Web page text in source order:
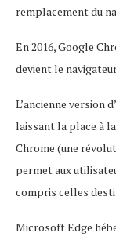
remplacement du
En 2016, Google
devient le
L’ancienne version
laissant la place à
Chrome (une
permet aux
compris celles
Microsoft Edge